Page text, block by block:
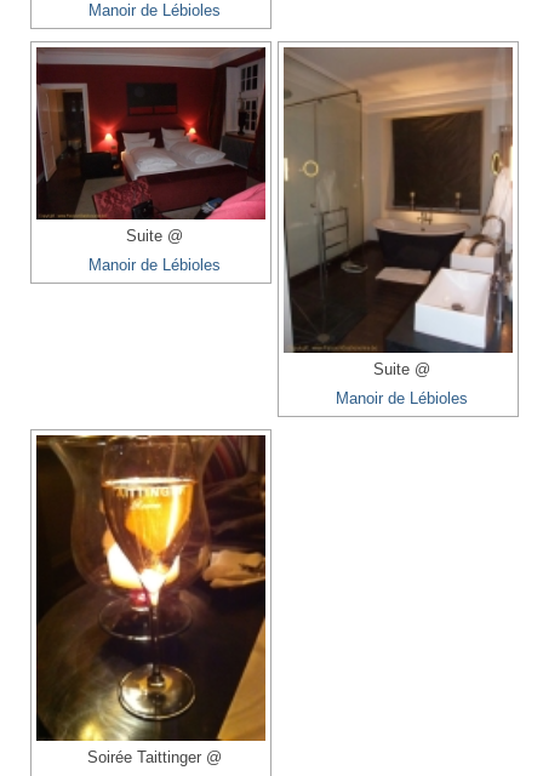
Manoir de Lébioles
Suite @
Manoir de Lébioles
Suite @
Manoir de Lébioles
Soirée Taittinger @